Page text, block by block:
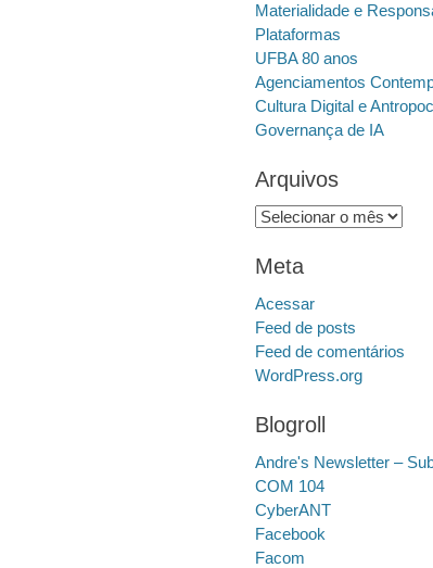
Materialidade e
Plataformas
UFBA 80 anos
Agenciamentos
Cultura Digital e
Governança de IA
Arquivos
Arquivos
Meta
Acessar
Feed de posts
Feed de comentários
WordPress.org
Blogroll
Andre's Newsletter –
COM 104
CyberANT
Facebook
Facom